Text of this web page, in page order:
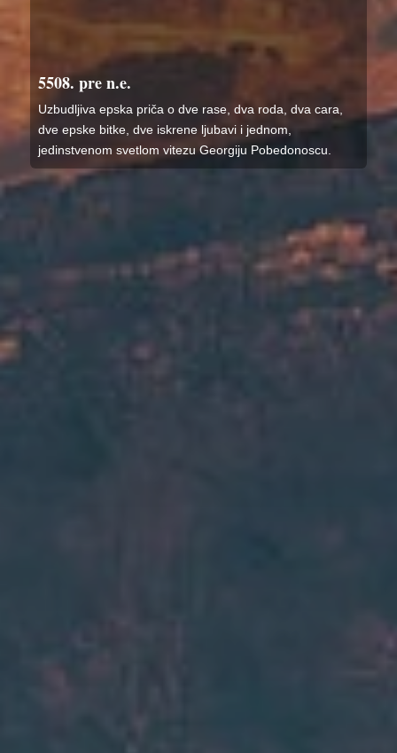
5508. pre n.e.
Uzbudljiva epska priča o dve rase, dva roda, dva cara,
dve epske bitke, dve iskrene ljubavi i jednom,
jedinstvenom svetlom vitezu Georgiju Pobedonoscu.